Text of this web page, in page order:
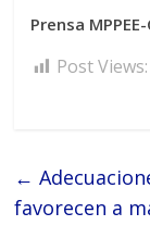
Prensa MPPEE-
Post Views:
←
favorecen a